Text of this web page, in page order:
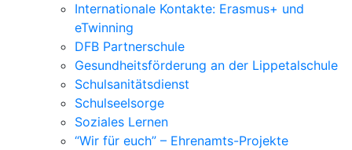
Internationale Kontakte: Erasmus+ und
eTwinning
DFB Partnerschule
Gesundheitsförderung an der Lippetalschule
Schulsanitätsdienst
Schulseelsorge
Soziales Lernen
“Wir für euch” – Ehrenamts-Projekte